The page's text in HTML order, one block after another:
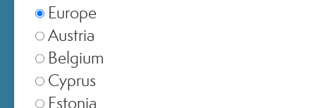
Europe
Austria
Belgium
Cyprus
Estonia